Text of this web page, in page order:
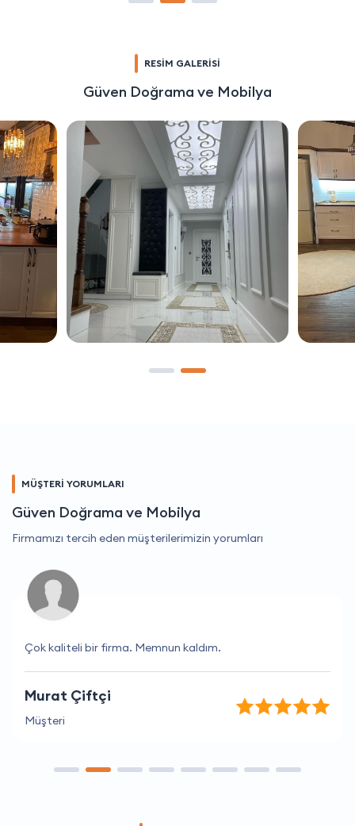
RESİM GALERİSİ
Güven Doğrama ve Mobilya
MÜŞTERİ YORUMLARI
Güven Doğrama ve Mobilya
Firmamızı tercih eden müşterilerimizin yorumları
Çok kaliteli bir firma. Memnun kaldım.
Murat Çiftçi
Müşteri